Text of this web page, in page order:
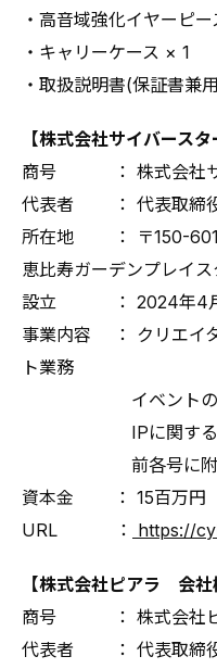
・高音域強化イヤーピ
・キャリーケース × 1
・取扱説明書(保証書兼
【株式会社サイバース
商号 ： 株式会社サ
代表者 ： 代表取締役
所在地 ： 〒150-
恵比寿ガーデンプレイ
設立 ： 2024年4
事業内容 ： クリエイ
ト業務
イベントの企
IPに関する企画
前各号に附帯関
資本金 ： 15百万円
URL ： https://
【株式会社ピアラ 会社
商号 ： 株式会社ピ
代表者 ： 代表取締役